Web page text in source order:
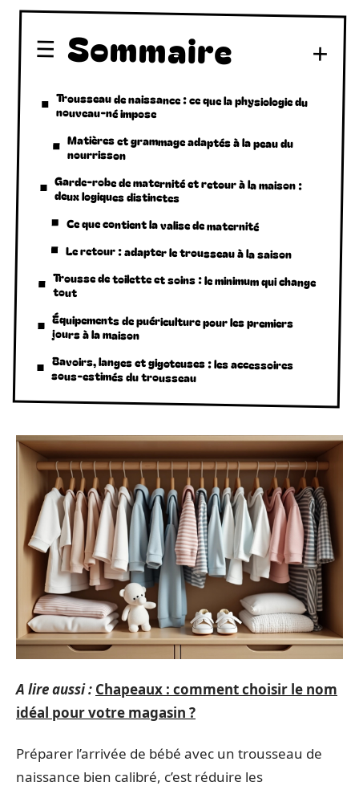
Sommaire
Trousseau de naissance : ce que la physiologie du
nouveau-né impose
Matières et grammage adaptés à la peau du
nourrisson
Garde-robe de maternité et retour à la maison :
deux logiques distinctes
Ce que contient la valise de maternité
Le retour : adapter le trousseau à la saison
Trousse de toilette et soins : le minimum qui change
tout
Équipements de puériculture pour les premiers
jours à la maison
Bavoirs, langes et gigoteuses : les accessoires
sous-estimés du trousseau
A lire aussi : Chapeaux : comment choisir le nom
idéal pour votre magasin ?
Préparer l’arrivée de bébé avec un trousseau de
naissance bien calibré, c’est réduire les